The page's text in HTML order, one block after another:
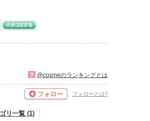
? @cosmeのランキングとは
フォロー フォローとは?
リ一覧 (1)